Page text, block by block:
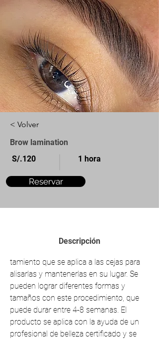
< Volver
Brow lamination
1 hora
S/.120
Reservar
Descripción
tamiento que se aplica a las cejas para
alisarlas y mantenerlas en su lugar. Se
pueden lograr diferentes formas y
tamaños con este procedimiento, que
puede durar entre 4-8 semanas. El
producto se aplica con la ayuda de un
profesional de belleza certificado y se